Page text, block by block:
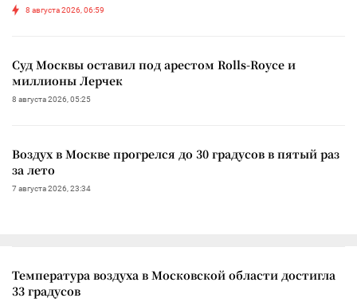
8 августа 2026, 06:59
Суд Москвы оставил под арестом Rolls-Royce и
миллионы Лерчек
8 августа 2026, 05:25
Воздух в Москве прогрелся до 30 градусов в пятый раз
за лето
7 августа 2026, 23:34
Температура воздуха в Московской области достигла
33 градусов